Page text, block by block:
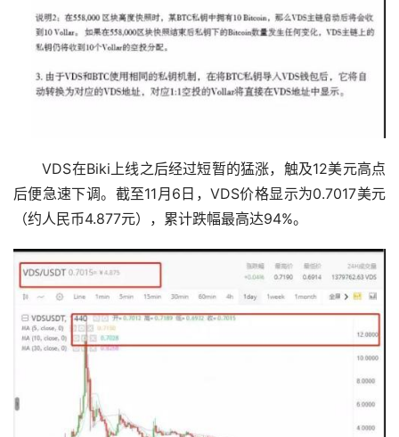
VDS在Biki上线之后经过短暂的猛涨，触及12美元高点
后便急速下调。截至11月6日，VDS价格显示为0.7017美元
（约人民币4.877元），累计跌幅最高达94%。